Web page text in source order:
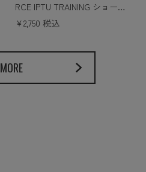
RCE IPTU TRAINING ショーツ
サイドポケット付き
￥2,750 税込
MORE